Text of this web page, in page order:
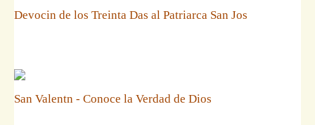
Devocin de los Treinta Das al Patriarca San Jos
San Valentn - Conoce la Verdad de Dios